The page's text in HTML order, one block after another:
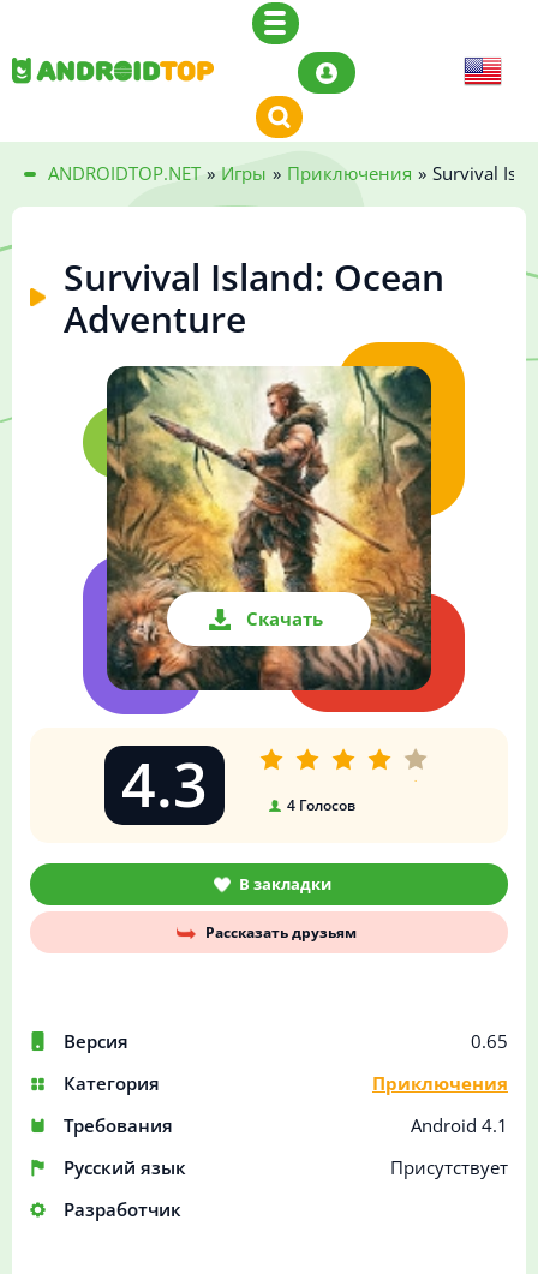
ANDROIDTOP.NET » Игры » Приключения » Survival
Survival Island: Ocean
Adventure
Скачать
Версия
0.65
Категория
Приключения
Требования
Android 4.1
Русский язык
Присутствует
Разработчик
4.3 4Голосов
В закладки
Рассказать друзьям